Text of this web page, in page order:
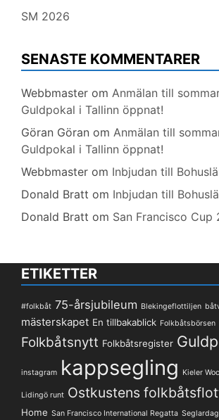
SM 2026
SENASTE KOMMENTARER
Webbmaster om Anmälan till
Guldpokal i Tallinn öppnat!
Göran Göran om Anmälan till
Guldpokal i Tallinn öppnat!
Webbmaster om Inbjudan till
Donald Bratt om Inbjudan till
Donald Bratt om San Francisco Cup
ETIKETTER
#folkbåt 75-årsjubileum Blekingeflottiljen
mästerskapet En tillbakablick Folkbåtsbörsen
Folkbåtsnytt Folkbåtsregister
instagram kappsegling Kieler
Lidingö runt Ostkustens
Home San Francisco International Regatta